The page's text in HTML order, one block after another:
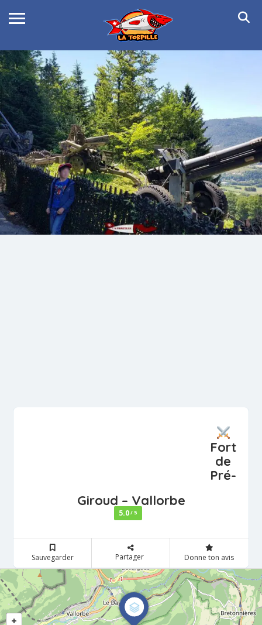
Fort
de
Pré-
Giroud – Vallorbe
5.0/ 5
Sauvegarder Partager Donne ton avis